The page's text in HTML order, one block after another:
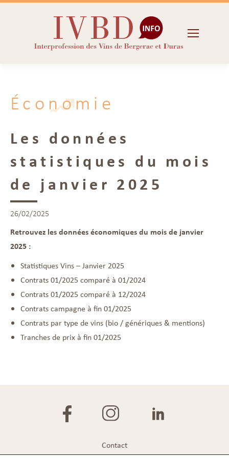
Économie
Les données
statistiques du mois
de janvier 2025
26/02/2025
Retrouvez les données économiques du mois de janvier
2025 :
Statistiques Vins – Janvier 2025
Contrats 01/2025 comparé à 01/2024
Contrats 01/2025 comparé à 12/2024
Contrats campagne à fin 01/2025
Contrats par type de vins (bio / génériques & mentions)
Tranches de prix à fin 01/2025
Contact